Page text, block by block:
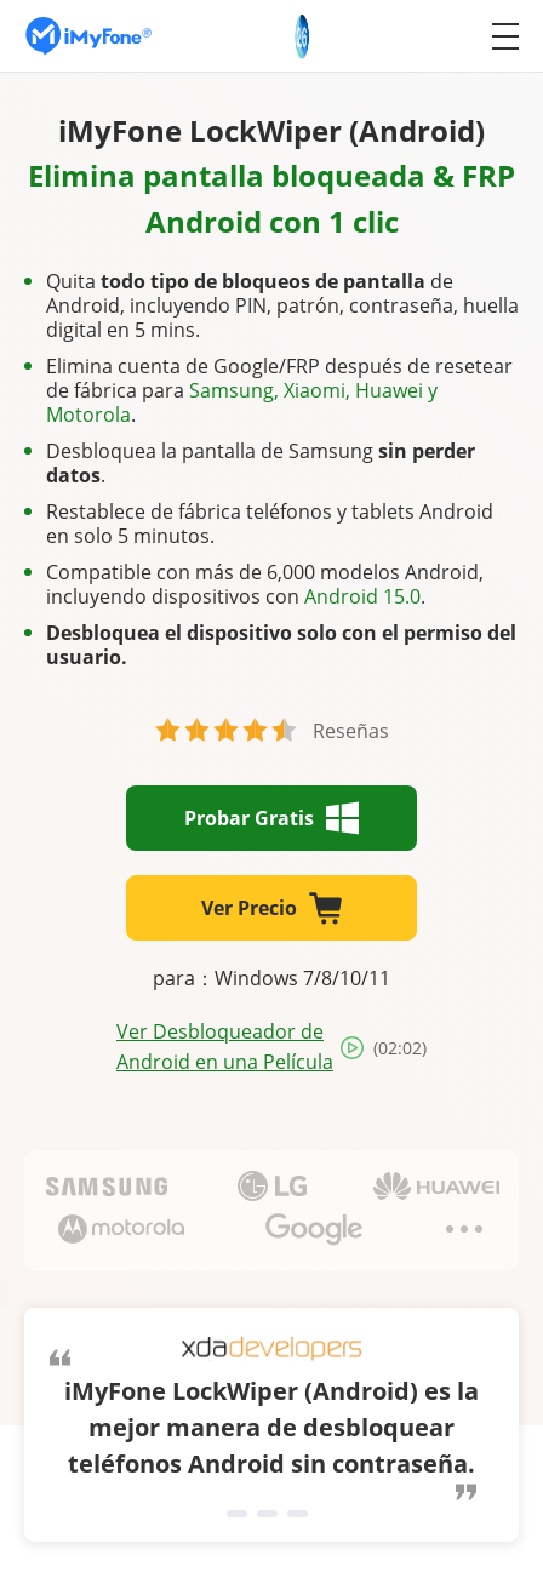
iMyFone LockWiper (Android)
Elimina pantalla bloqueada & FRP
Android con 1 clic
Quita todo tipo de bloqueos de pantalla de
Android, incluyendo PIN, patrón, contraseña, huella
digital en 5 mins.
Elimina cuenta de Google/FRP después de resetear
de fábrica para Samsung, Xiaomi, Huawei y
Motorola.
Desbloquea la pantalla de Samsungsin perder
datos.
Restablece de fábrica teléfonos y tablets Android
en solo 5 minutos.
Compatible con más de 6,000 modelos Android,
incluyendo dispositivos con Android 15.0.
Desbloquea el dispositivo solo con el permiso del
usuario.
Reseñas
Probar Gratis
Ver Precio
para：Windows 7/8/10/11
Ver Desbloqueador de
Android en una Película
(02:02)
iMyFone LockWiper (Android) es la
mejor manera de desbloquear
teléfonos Android sin contraseña.